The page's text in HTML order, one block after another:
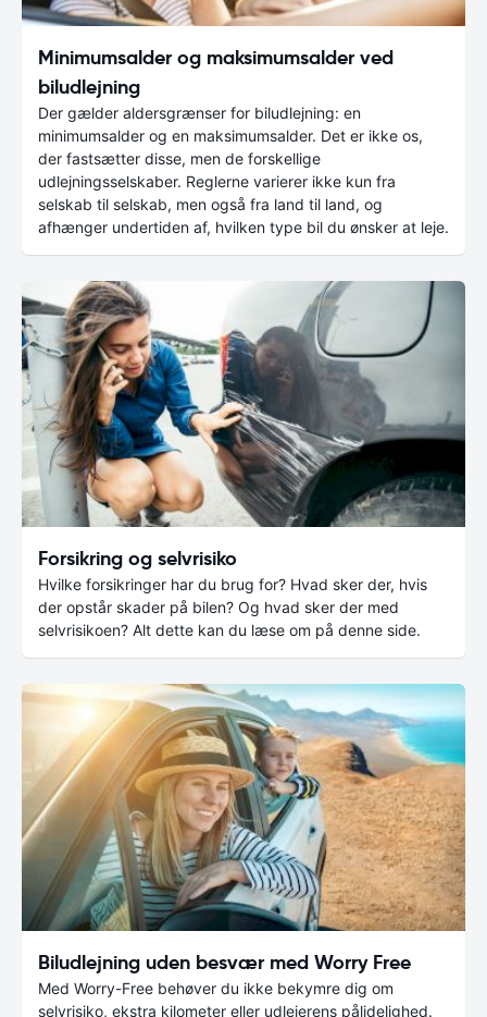
Minimumsalder og maksimumsalder ved
biludlejning
Der gælder aldersgrænser for biludlejning: en
minimumsalder og en maksimumsalder. Det er ikke os,
der fastsætter disse, men de forskellige
udlejningsselskaber. Reglerne varierer ikke kun fra
selskab til selskab, men også fra land til land, og
afhænger undertiden af, hvilken type bil du ønsker at leje.
Forsikring og selvrisiko
Hvilke forsikringer har du brug for? Hvad sker der, hvis
der opstår skader på bilen? Og hvad sker der med
selvrisikoen? Alt dette kan du læse om på denne side.
Biludlejning uden besvær med Worry Free
Med Worry-Free behøver du ikke bekymre dig om
selvrisiko, ekstra kilometer eller udlejerens pålidelighed.